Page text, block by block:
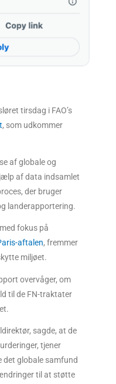
tirsdag i FAO’s
, som udkommer
af globale og
af data indsamlet
der bruger
landerapportering.
fokus på
aftalen, fremmer
miljøet.
overvåger, om
til de FN-traktater
sagde, at de
tjener
det globale samfund
til at støtte